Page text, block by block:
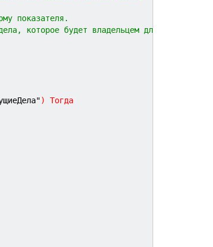
показателя.
которое будет владельцем для текущего
)
Тогда